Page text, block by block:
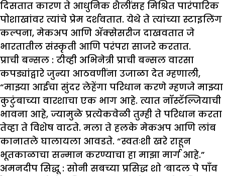
दिसतात कारण ते आधुनिक शैलींसह मिश्रित पारंपारिक
पोशाखांवर त्यांचे प्रेम दर्शवतात. येथे ते त्यांच्या स्टाइलिंग
कल्पना, मेकअप आणि ॲक्सेसरीज दाखवतात जे
भारतातील संस्कृती आणि परंपरा साजरे करतात.
प्राची बन्सल : टीव्ही अभिनेत्री प्राची बन्सल वारसा
कपड्यांद्वारे जुन्या आठवणींना उजाळा देत म्हणाली,
“माझ्या आईचा सुंदर लेहेंगा परिधान करणे म्हणजे माझ्या
कुटुंबाच्या वारशाचा एक भाग आहे. त्यात नॉस्टॅल्जियाची
भावना आहे, ज्यामुळे प्रत्येकवेळी तुम्ही ते परिधान करता
तेव्हा ते विशेष वाटते. मला ते हलके मेकअप आणि लांब
कानातले घालायला आवडते. “स्वतःशी खरे राहून
भूतकाळाचा सन्मान करण्याचा हा माझा मार्ग आहे.”
अमनदीप सिद्धू : सोनी सबच्या प्रसिद्ध शो ‘बादल पे पाँव